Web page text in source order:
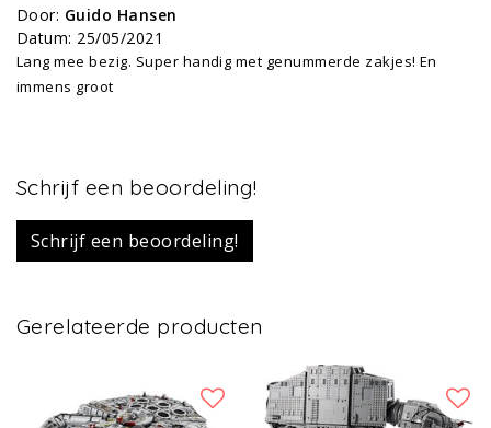
Door: Guido Hansen
Datum: 25/05/2021
Lang mee bezig. Super handig met genummerde zakjes! En
immens groot
Schrijf een beoordeling!
Schrijf een beoordeling!
Gerelateerde producten